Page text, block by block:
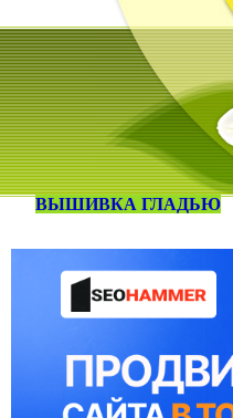
ВЫШИВКА ГЛАДЬЮ